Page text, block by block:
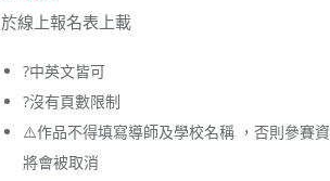
於線上報名表上載
?️中英文皆可
?沒有頁數限制
⚠️作品不得填寫導師及學校名稱 ，否則參賽
將會被取消